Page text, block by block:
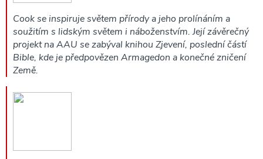
Cook se inspiruje světem přírody a jeho prolínáním a
soužitím s lidským světem i náboženstvím. Její závěrečný
projekt na AAU se zabýval knihou Zjevení, poslední částí
Bible, kde je předpovězen Armagedon a konečné zničení
Země.